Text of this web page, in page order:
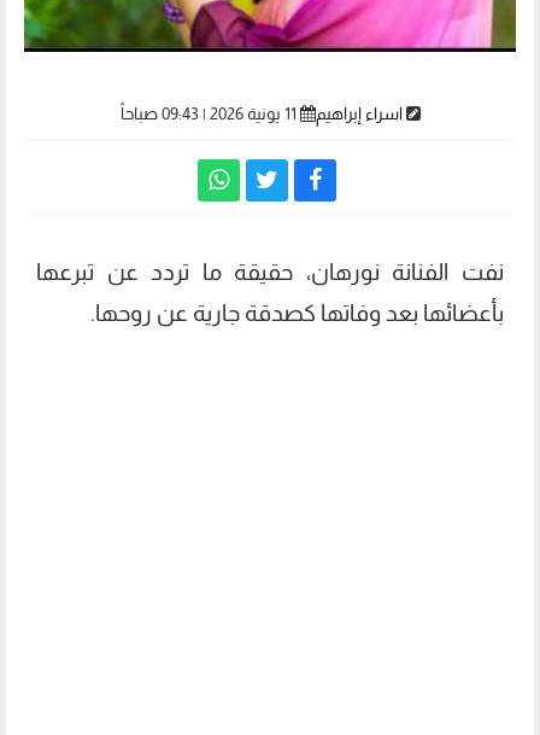
اسراء إبراهيم
نفت الفنانة نورهان، حقيقة ما تردد عن تبرعها
بأعضائها بعد وفاتها كصدقة جارية عن روحها.